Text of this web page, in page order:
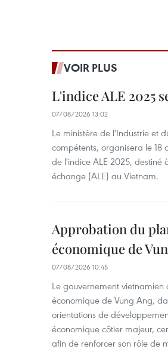
VOIR PLUS
L'indice ALE 2025
07/08/2026 13:02
Le ministère de l'Industrie et
compétents, organisera le
de l'indice ALE 2025,
échange (ALE) au Vietnam.
Approbation du
économique de
07/08/2026 10:45
Le gouvernement
économique de Vung Ang,
orientations de
économique côtier majeur,
afin de renforcer son rôle de